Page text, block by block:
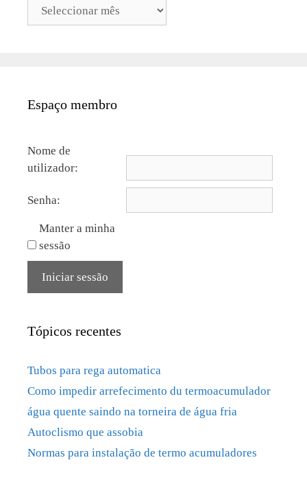
Arquivos
Espaço membro
Nome de
utilizador:
Senha:
Manter a minha
sessão
Iniciar sessão
Tópicos recentes
Tubos para rega automatica
Como impedir arrefecimento du termoacumulador
água quente saindo na torneira de água fria
Autoclismo que assobia
Normas para instalação de termo acumuladores